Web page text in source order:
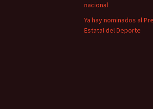
nacional
Ya hay nominados al
Estatal del Deporte